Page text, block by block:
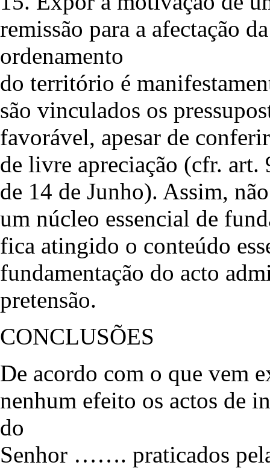
remissão para a afectação
ordenamento
do território é
são vinculados os
favorável, apesar de
de livre apreciação (cfr. art.
de 14 de Junho). Assim,
um núcleo essencial de
fica atingido o conteúdo
fundamentação do acto
pretensão.
CONCLUSÕES
De acordo com o que vem
nenhum efeito os actos de
do
Senhor ……. praticados